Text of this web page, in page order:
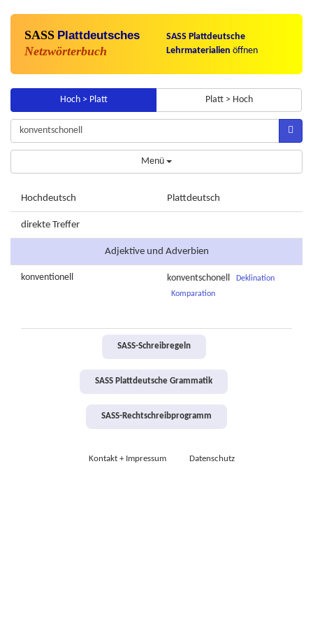
SASS Plattdeutsches
Netzwörterbuch
SASS Plattdeutsche
Lehrmaterialien öffnen
Hoch > Platt Platt > Hoch
Menü
Hochdeutsch Plattdeutsch
direkte Treffer
Adjektive und Adverbien
konventionell konventschonell
Deklination
Komparation
SASS-Schreibregeln
SASS Plattdeutsche Grammatik
SASS-Rechtschreibprogramm
Kontakt + Impressum Datenschutz